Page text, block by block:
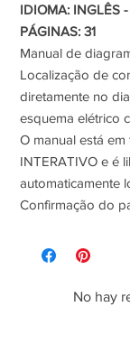
IDIOMA: INGLÊS
PÁGINAS: 31
Manual de
Localização de
diretamente no
esquema elétrico
O manual está
INTERATIVO e é
automaticamente
Confirmação do
No hay